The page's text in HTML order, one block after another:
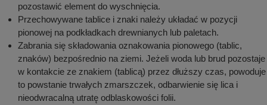
pozostawić element do wyschnięcia.
Przechowywane tablice i znaki należy układać w pozycji
pionowej na podkładkach drewnianych lub paletach.
Zabrania się składowania oznakowania pionowego (tablic,
znaków) bezpośrednio na ziemi. Jeżeli woda lub brud pozostaje
w kontakcie ze znakiem (tablicą) przez dłuższy czas, powoduje
to powstanie trwałych zmarszczek, odbarwienie się lica i
nieodwracalną utratę odblaskowości folii.